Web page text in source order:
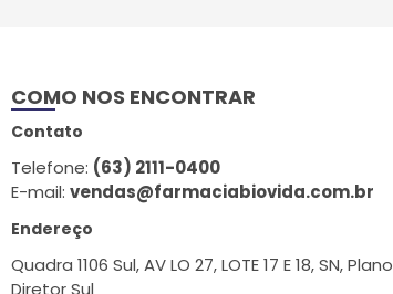
COMO NOS ENCONTRAR
Contato
Telefone: (63) 2111-0400
E-mail:vendas@farmaciabiovida.com.br
Endereço
Quadra 1106 Sul, AV LO 27, LOTE 17 E 18, SN, Plano
Diretor Sul